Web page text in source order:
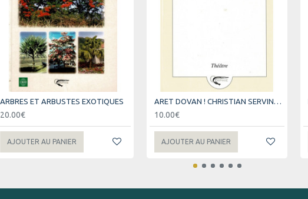
ARBRES ET ARBUSTES EXOTIQUES
20.00€
AJOUTER AU PANIER
10.00€
AJOUTER AU PANIER